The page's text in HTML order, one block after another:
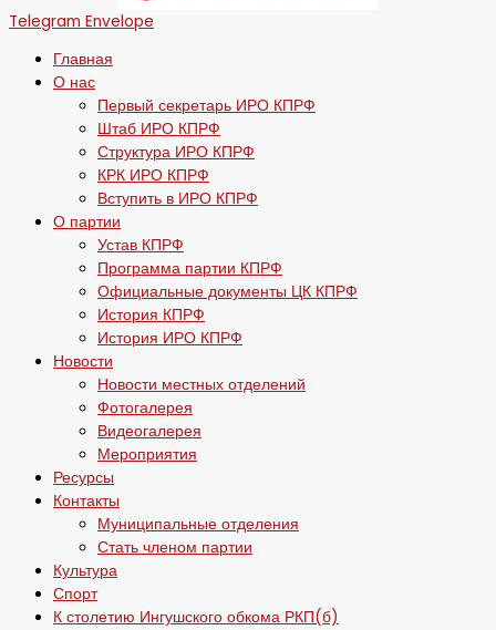
Telegram Envelope
Главная
О нас
Первый секретарь ИРО КПРФ
Штаб ИРО КПРФ
Структура ИРО КПРФ
КРК ИРО КПРФ
Вступить в ИРО КПРФ
О партии
Устав КПРФ
Программа партии КПРФ
Официальные документы ЦК КПРФ
История КПРФ
История ИРО КПРФ
Новости
Новости местных отделений
Фотогалерея
Видеогалерея
Мероприятия
Ресурсы
Контакты
Муниципальные отделения
Стать членом партии
Культура
Спорт
К столетию Ингушского обкома РКП(б)